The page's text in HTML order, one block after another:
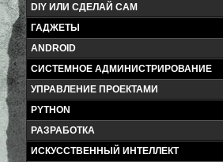
DIY ИЛИ СДЕЛАЙ САМ
ГАДЖЕТЫ
ANDROID
СИСТЕМНОЕ АДМИНИСТРИРОВАНИЕ
УПРАВЛЕНИЕ ПРОЕКТАМИ
PYTHON
РАЗРАБОТКА
ИСКУССТВЕННЫЙ ИНТЕЛЛЕКТ